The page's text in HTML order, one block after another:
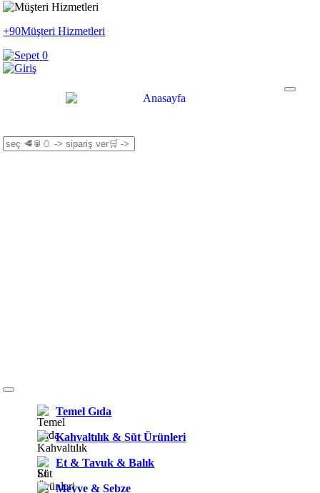
+90Müşteri Hizmetleri
0
Temel Gıda
Kahvaltılık & Süt Ürünleri
Et & Tavuk & Balık
Meyve & Sebze